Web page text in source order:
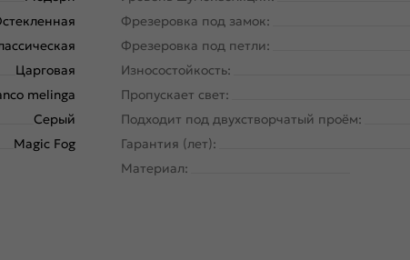
Царговая
melinga
Серый
Magic Fog
Фрезеровка под замок:
Фрезеровка под петли:
Износостойкость:
Пропускает свет:
Подходит под двухстворчатый проём:
Гарантия (лет):
Материал: